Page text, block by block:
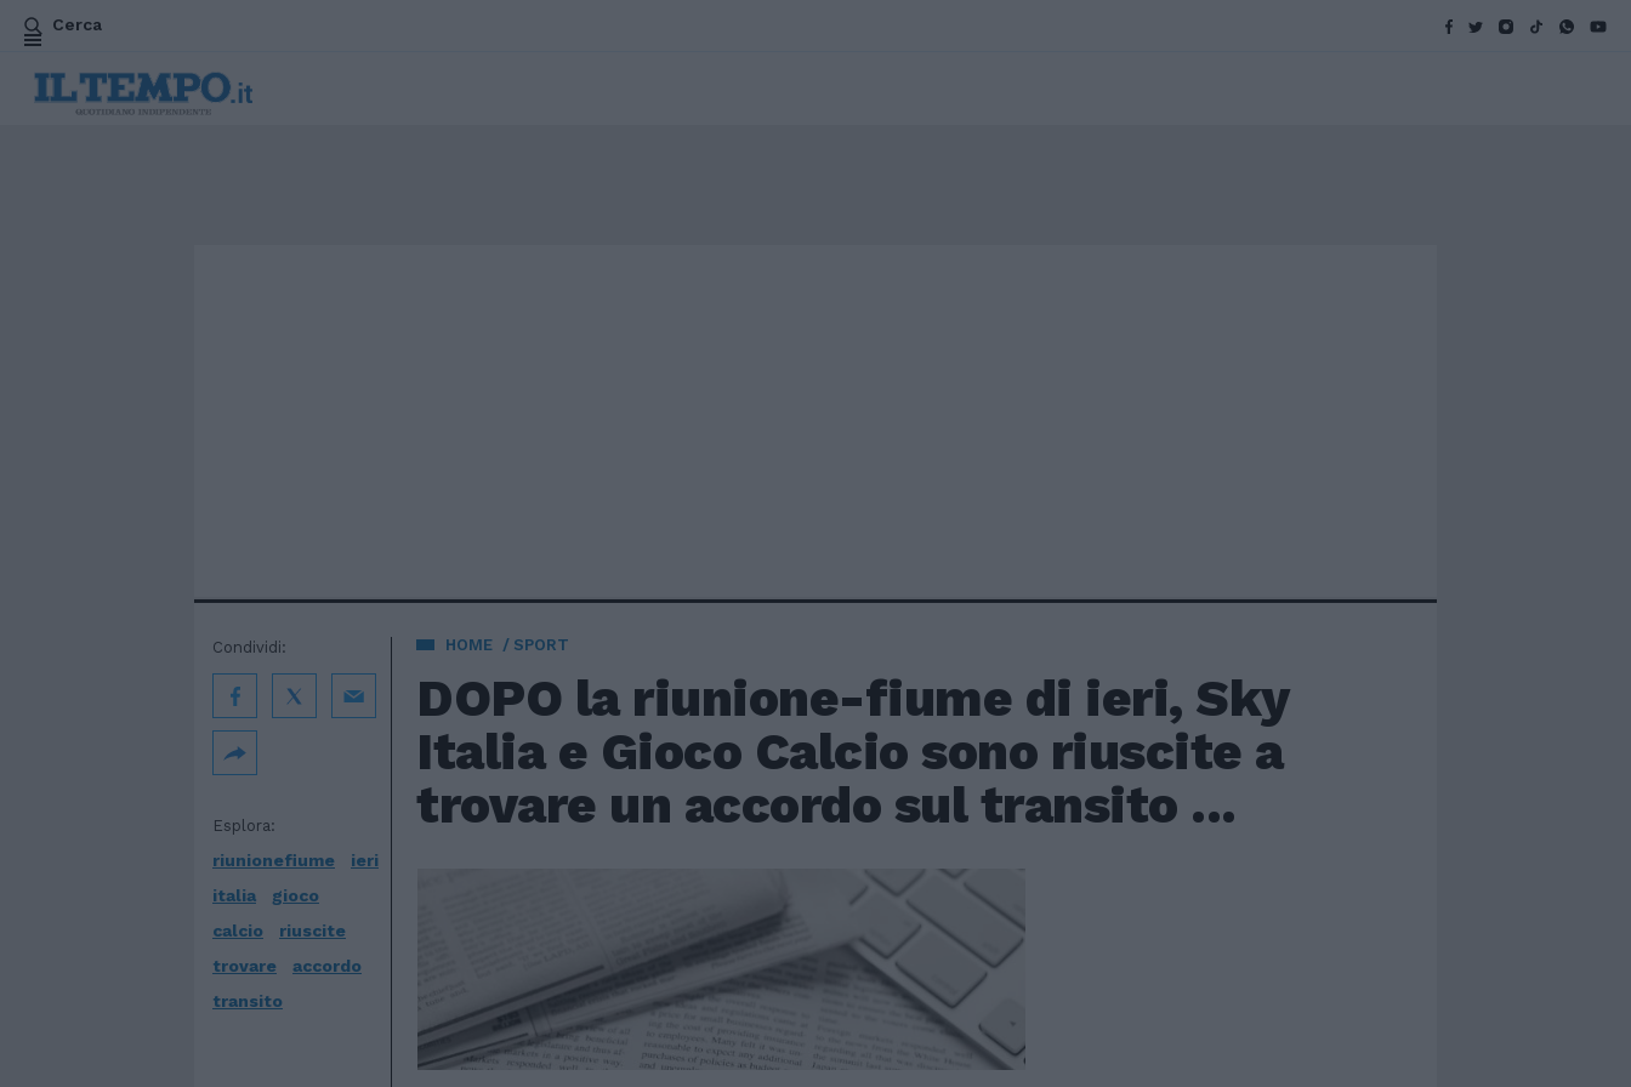
Cerca
HOME SPORT
DOPO la riunione-fiume di ieri, Sky
Italia e Gioco Calcio sono riuscite a
trovare un accordo sul transito ...
Esplora:
riunionefiume
ieri
italia
gioco
calcio
riuscite
trovare
accordo
transito
Condividi: